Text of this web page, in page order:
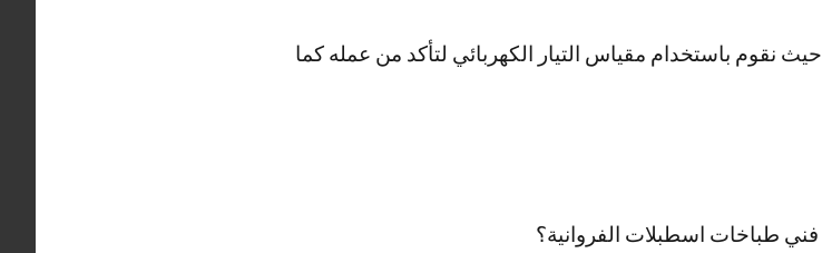
نقوم باستخدام مقياس التيار الكهربائي لتأكد من عمله كما
طباخات اسطبلات الفروانية؟